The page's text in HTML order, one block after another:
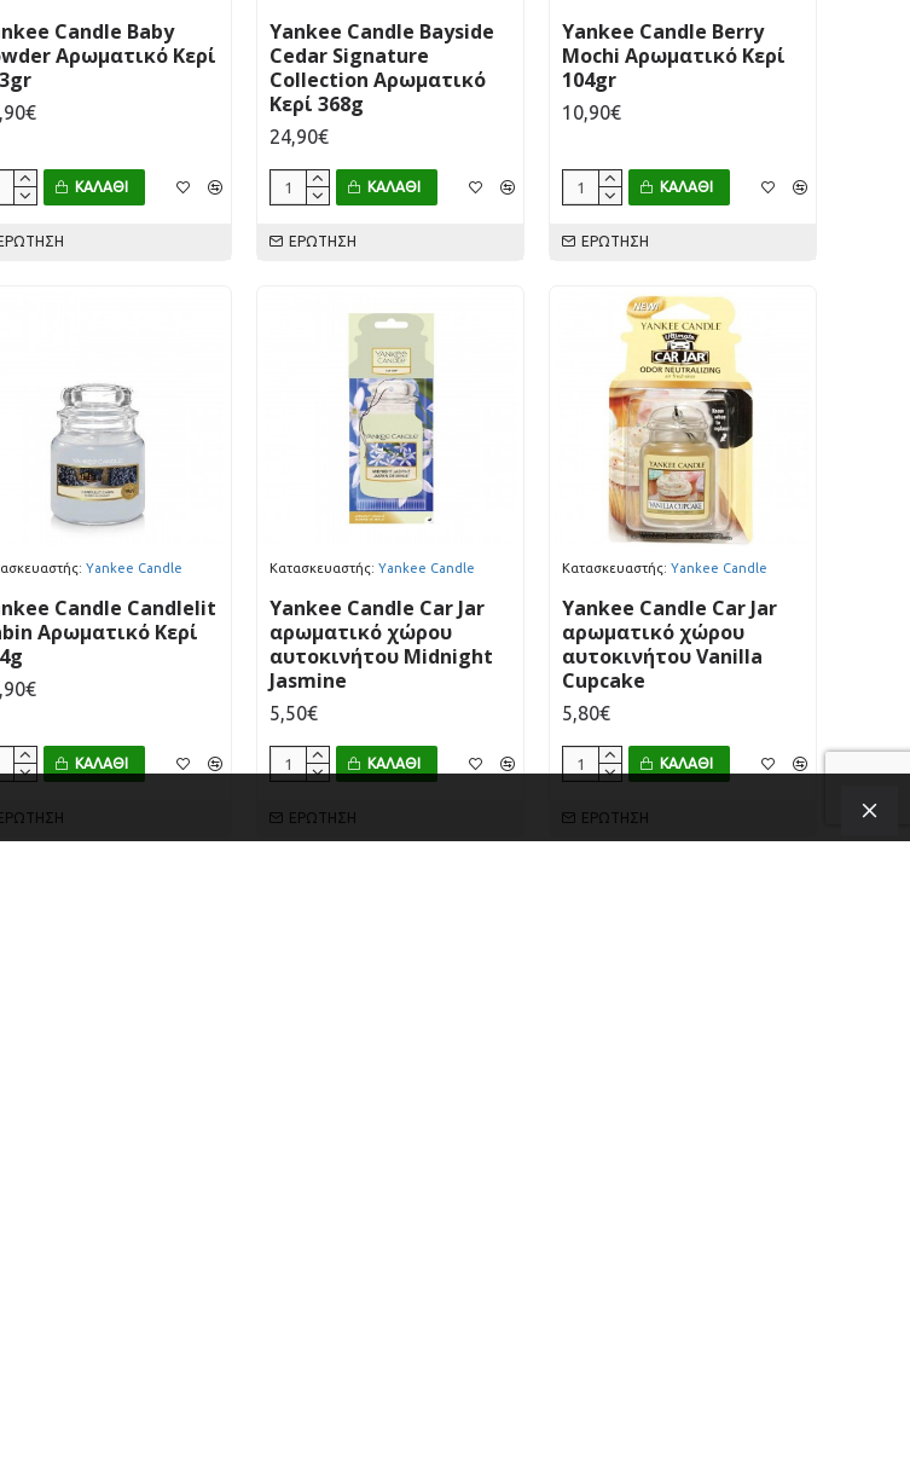
Candle Baby
Αρωματικό Κερί
ΚΑΛΆΘΙ
Yankee Candle Bayside
Cedar Signature
Collection Αρωματικό
Κερί 368g
24,90€
ΚΑΛΆΘΙ
ΕΡΏΤΗΣΗ
Yankee Candle Berry
Mochi Αρωματικό Κερί
104gr
10,90€
ΚΑΛΆΘΙ
ΕΡΏΤΗΣΗ
Yankee Candle
Candle Candlelit
Αρωματικό Κερί
ΚΑΛΆΘΙ
Κατασκευαστής: Yankee Candle
Yankee Candle Car Jar
αρωματικό χώρου
αυτοκινήτου Midnight
Jasmine
5,50€
ΚΑΛΆΘΙ
ΕΡΏΤΗΣΗ
Κατασκευαστής: Yankee Candle
Yankee Candle Car Jar
αρωματικό χώρου
αυτοκινήτου Vanilla
Cupcake
5,80€
ΚΑΛΆΘΙ
ΕΡΏΤΗΣΗ